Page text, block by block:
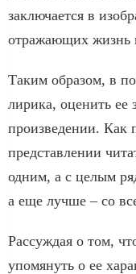
заключается в
отражающих жизнь
Таким образом, в
лирика, оценить ее
произведении. Как
представлении
одним, а с целым
а еще лучше – со
Рассуждая о том,
упомянуть о ее